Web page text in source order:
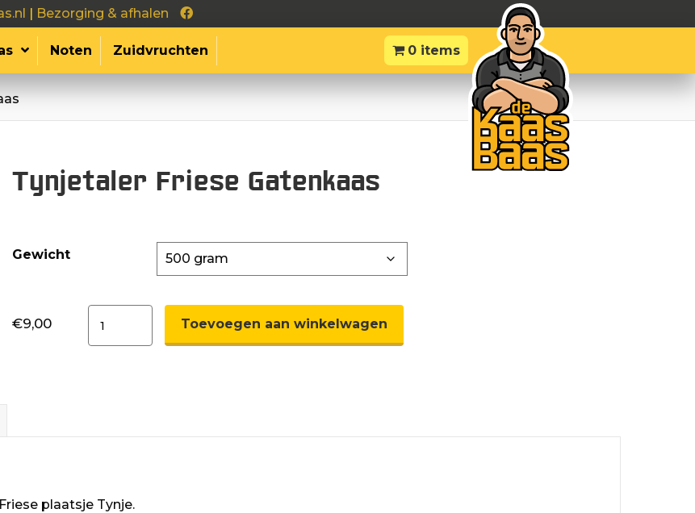
| Bezorging & afhalen
Noten Zuidvruchten 0 items
Tynjetaler Friese Gatenkaas
Gewicht
€9,00
Friese
Toevoegen aan winkelwagen
plaatsje Tynje.